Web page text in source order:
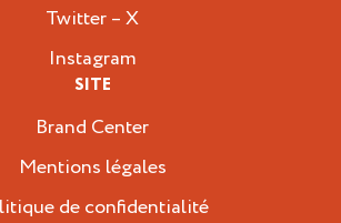
Twitter – X
Instagram
SITE
Brand Center
Mentions légales
de confidentialité